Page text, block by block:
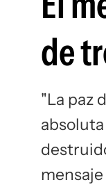
de
"La paz